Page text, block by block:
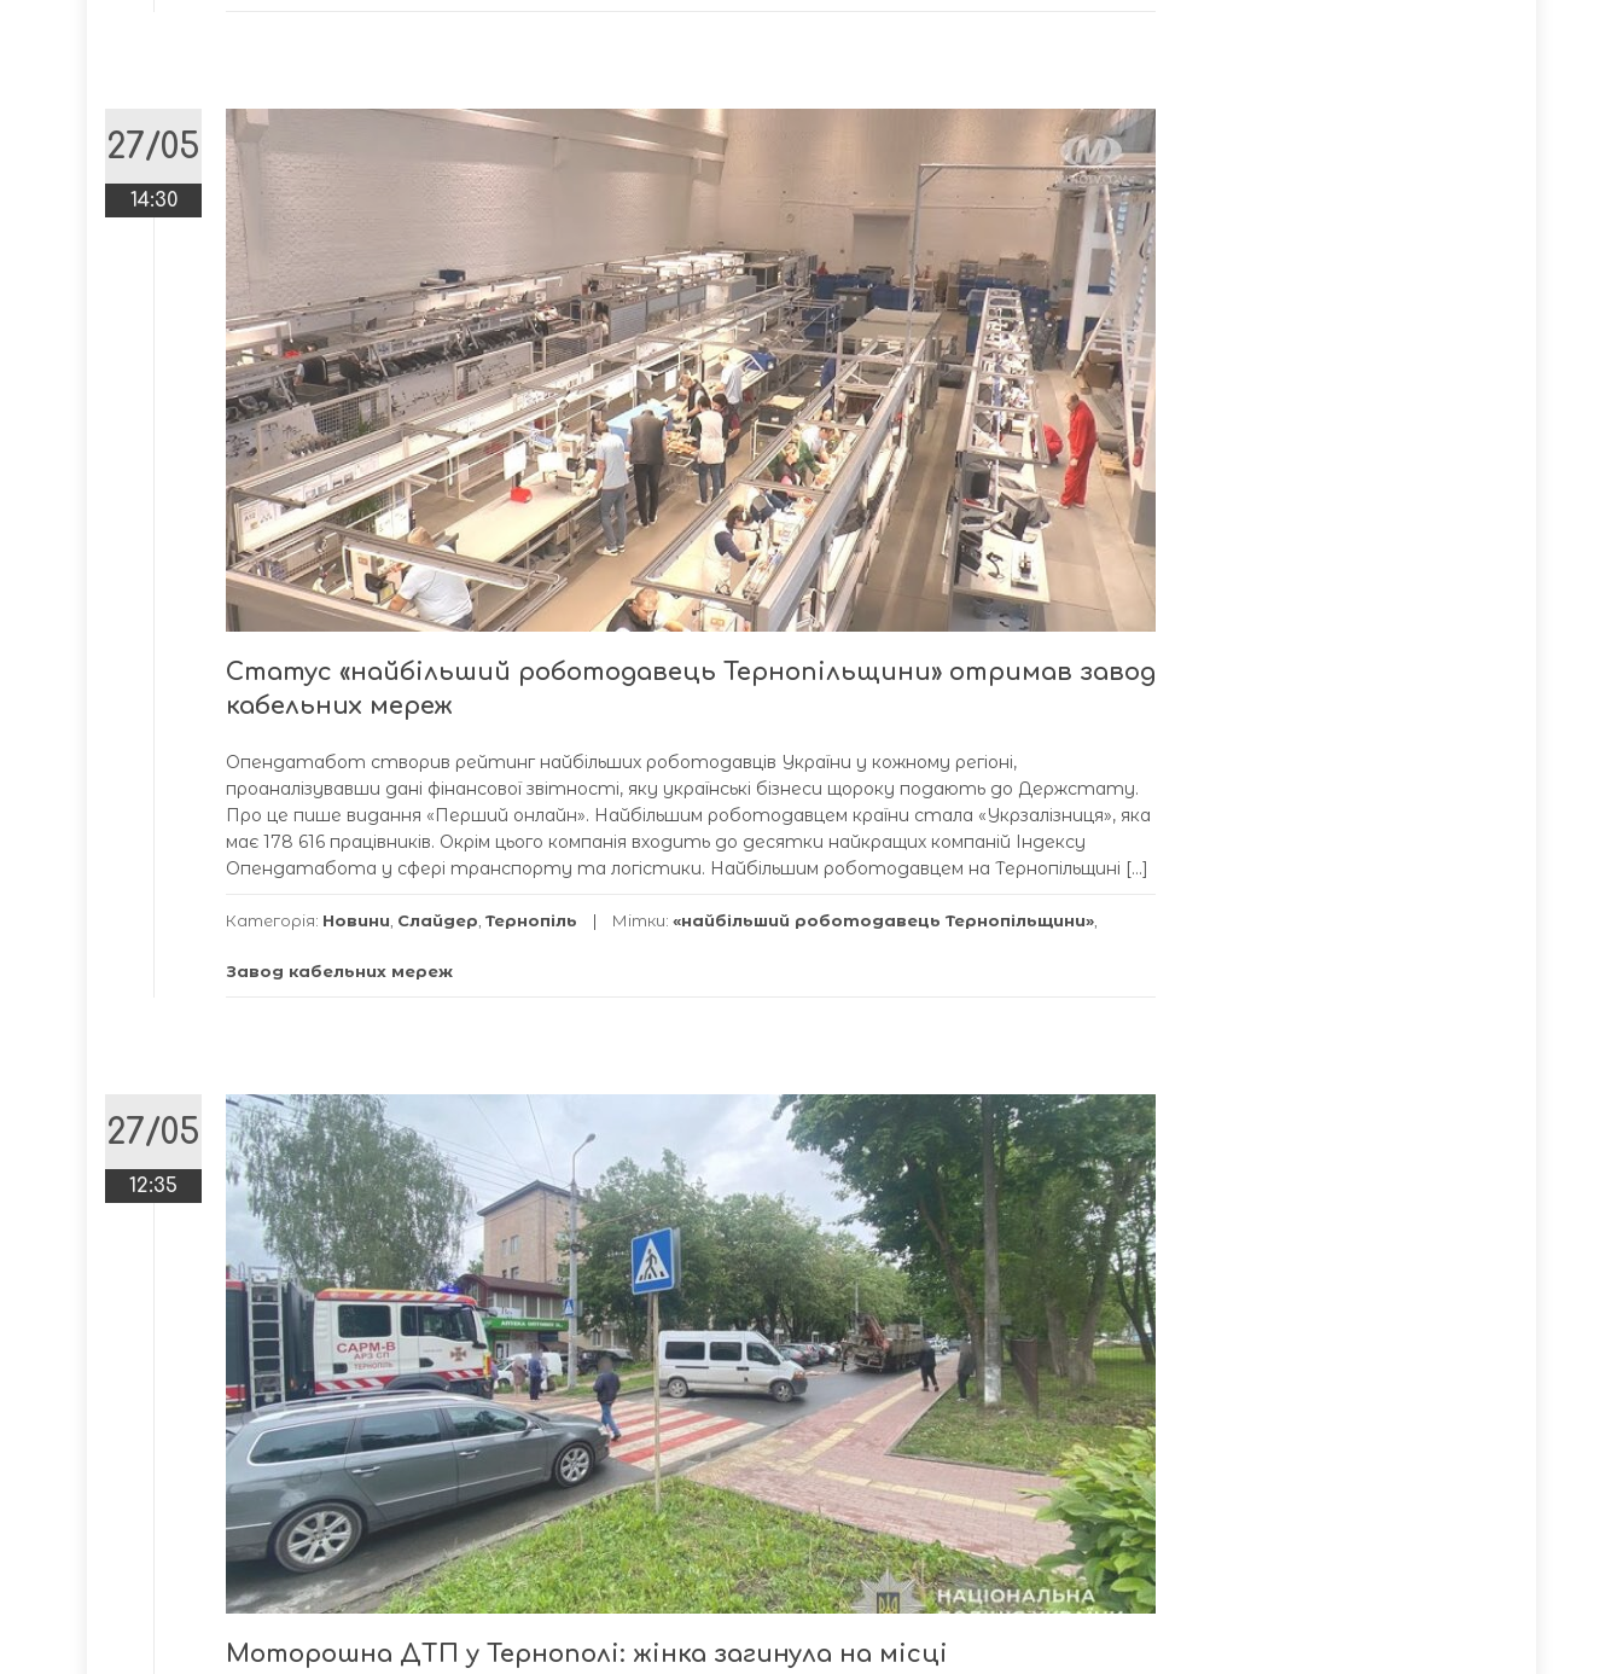
27/05
14:30
Статус «найбільший роботодавець Тернопільщини» отримав завод
кабельних мереж
Опендатабот створив рейтинг найбільших роботодавців України у кожному регіоні,
проаналізувавши дані фінансової звітності, яку українські бізнеси щороку подають до Держстату.
Про це пише видання «Перший онлайн». Найбільшим роботодавцем країни стала «Укрзалізниця», яка
має 178 616 працівників. Окрім цього компанія входить до десятки найкращих компаній Індексу
Опендатабота у сфері транспорту та логістики. Найбільшим роботодавцем на Тернопільщині […]
Категорія: Новини, Слайдер, Тернопіль Мітки: «найбільший роботодавець Тернопільщини»,
Завод кабельних мереж
27/05
12:35
Моторошна ДТП у Тернополі: жінка загинула на місці